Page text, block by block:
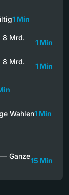
1 Min
8 Mrd.
1 Min
8 Mrd.
1 Min
Wahlen1 Min
Ganze
15 Min